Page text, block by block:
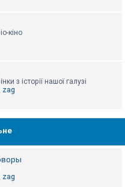
кіно
з історії нашої галузі
zag
zag